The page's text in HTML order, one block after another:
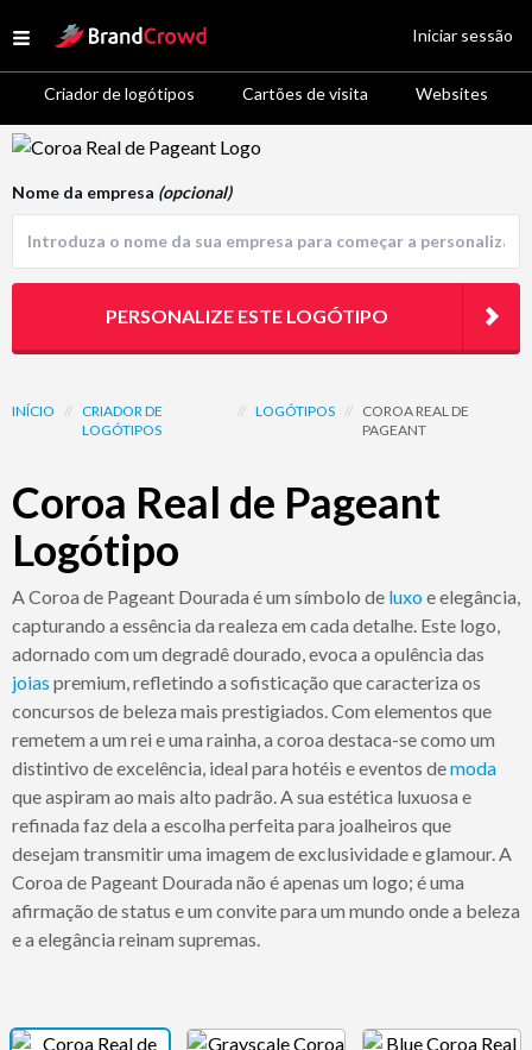
Open menu
Site Logo
Criador de logótipos Cartões de visita Websites
Iniciar sessão
Logo Template Preview
INÍCIO // CRIADOR DE
LOGÓTIPOS
// LOGÓTIPOS //
COROA REAL DE
PAGEANT
Coroa Real de Pageant
Logótipo
A Coroa de Pageant Dourada é um símbolo de luxoe elegância,
capturando a essência da realeza em cada detalhe. Este logo,
adornado com um degradê dourado, evoca a opulência das
joias premium, refletindo a sofisticação que caracteriza os
concursos de beleza mais prestigiados. Com elementos que
remetem a um rei e uma rainha, a coroa destaca-se como um
distintivo de excelência, ideal para hotéis e eventos demoda
que aspiram ao mais alto padrão. A sua estética luxuosa e
refinada faz dela a escolha perfeita para joalheiros que
desejam transmitir uma imagem de exclusividade e glamour. A
Coroa de Pageant Dourada não é apenas um logo; é uma
afirmação de status e um convite para um mundo onde a beleza
e a elegância reinam supremas.
Nome da empresa (opcional)
PERSONALIZE ESTE LOGÓTIPO